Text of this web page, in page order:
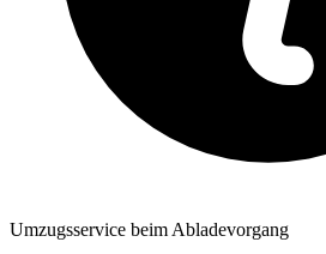
Umzugsservice beim Abladevorgang